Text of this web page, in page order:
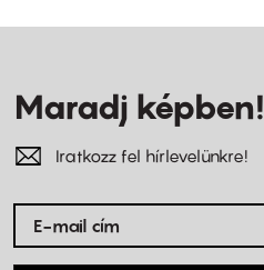
Maradj képben!
Iratkozz fel hírlevelünkre!